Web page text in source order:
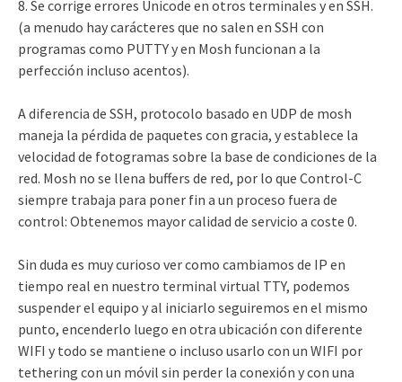
8. Se corrige errores Unicode en otros terminales y en SSH.
(a menudo hay carácteres que no salen en SSH con
programas como PUTTY y en Mosh funcionan a la
perfección incluso acentos).
A diferencia de SSH, protocolo basado en UDP de mosh
maneja la pérdida de paquetes con gracia, y establece la
velocidad de fotogramas sobre la base de condiciones de la
red. Mosh no se llena buffers de red, por lo que Control-C
siempre trabaja para poner fin a un proceso fuera de
control: Obtenemos mayor calidad de servicio a coste 0.
Sin duda es muy curioso ver como cambiamos de IP en
tiempo real en nuestro terminal virtual TTY, podemos
suspender el equipo y al iniciarlo seguiremos en el mismo
punto, encenderlo luego en otra ubicación con diferente
WIFI y todo se mantiene o incluso usarlo con un WIFI por
tethering con un móvil sin perder la conexión y con una